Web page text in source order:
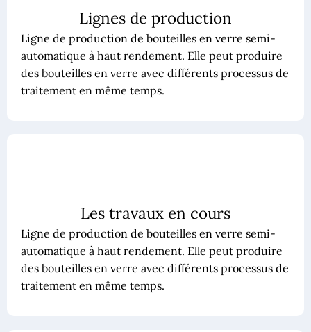
Lignes de production
Ligne de production de bouteilles en verre semi-
automatique à haut rendement. Elle peut produire
des bouteilles en verre avec différents processus de
traitement en même temps.
Les travaux en cours
Ligne de production de bouteilles en verre semi-
automatique à haut rendement. Elle peut produire
des bouteilles en verre avec différents processus de
traitement en même temps.